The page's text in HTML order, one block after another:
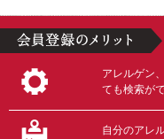
アレルゲン
ても検索が
自分のアレ